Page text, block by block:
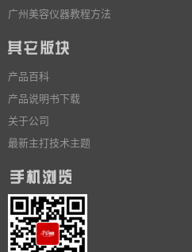
广州美容仪器教程方法
产品百科
产品说明书下载
关于公司
最新主打技术主题